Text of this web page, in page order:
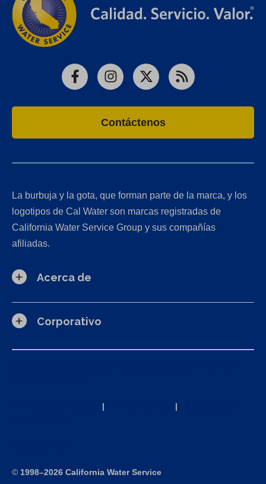
FacebookInstagram
X RSS
Contáctenos
La burbuja y la gota, que forman parte de la marca, y los
logotipos de Cal Water son marcas registradas de
California Water Service Group y sus compañías
afiliadas.
Acerca de
Corporativo
| |
© 1998–2026 California Water Service